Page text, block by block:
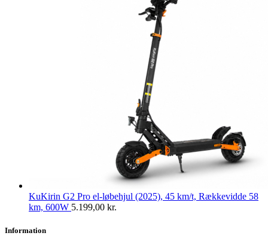
KuKirin G2 Pro el-løbehjul (2025), 45 km/t, Rækkevidde 58
km, 600W 5.199,00 kr.
Information